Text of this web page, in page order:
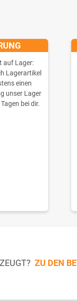
auf Lager:
Lagerartikel
einen
unser Lager
bei dir.
ZU DEN